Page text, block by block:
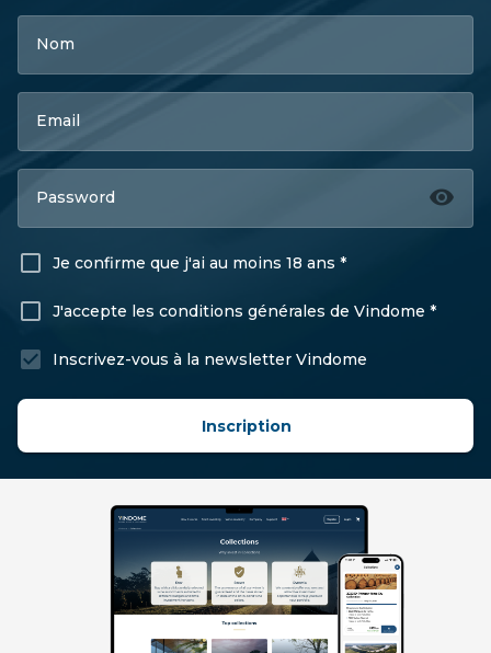
Nom
Email
Password
Je confirme que j'ai au moins 18 ans *
J'accepte les conditions générales de Vindome *
Inscrivez-vous à la newsletter Vindome
Inscription